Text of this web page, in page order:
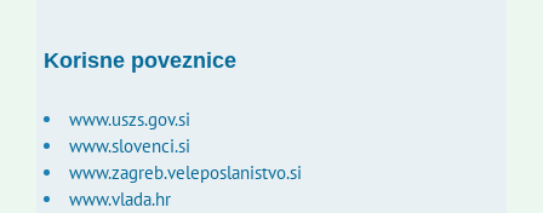
Korisne poveznice
www.uszs.gov.si
www.slovenci.si
www.zagreb.veleposlanistvo.si
www.vlada.hr